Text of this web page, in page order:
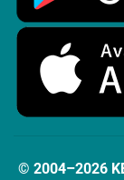
© 2004–2026